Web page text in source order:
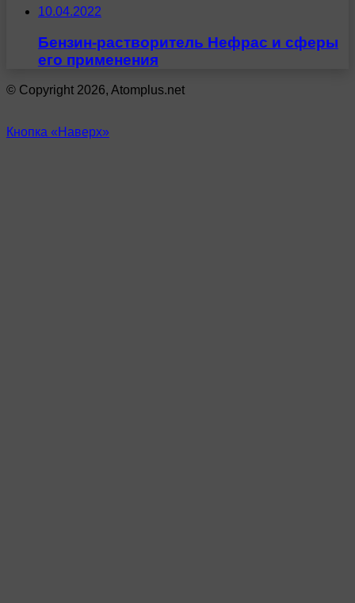
10.04.2022
Бензин-растворитель Нефрас и сферы
его применения
© Copyright 2026, Atomplus.net
Кнопка «Наверх»